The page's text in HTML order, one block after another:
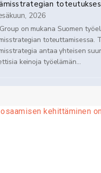
2026
on mukana Suomen
toteuttamisessa.
antaa yhteisen
keinoja työelämän...